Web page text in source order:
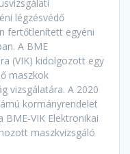
légzésvédő
fertőtlenített egyéni
A BME
(VIK) kidolgozott egy
maszkok
vizsgálatára. A 2020
kormányrendelet
VIK Elektronikai
maszkvizsgáló